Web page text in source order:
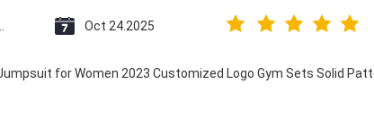
Oct 24.2025
for Women 2023 Customized Logo Gym Sets Solid